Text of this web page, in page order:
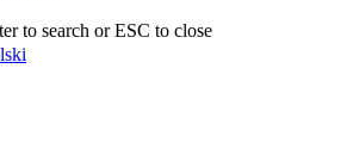
to search or ESC to close